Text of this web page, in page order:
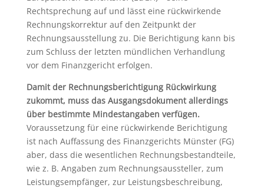
Rechtsprechung auf und lässt eine rückwirkende
Rechnungskorrektur auf den Zeitpunkt der
Rechnungsausstellung zu. Die Berichtigung kann bis
zum Schluss der letzten mündlichen Verhandlung
vor dem Finanzgericht erfolgen.
Damit der Rechnungsberichtigung Rückwirkung
zukommt, muss das Ausgangsdokument allerdings
über bestimmte Mindestangaben verfügen.
Voraussetzung für eine rückwirkende Berichtigung
ist nach Auffassung des Finanzgerichts Münster (FG)
aber, dass die wesentlichen Rechnungsbestandteile,
wie z. B. Angaben zum Rechnungsaussteller, zum
Leistungsempfänger, zur Leistungsbeschreibung,